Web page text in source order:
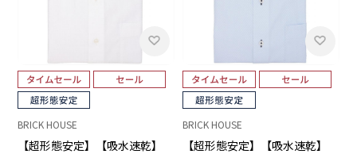
BRICK HOUSE
【超形態安定】【吸水速乾】
BRICK HOUSE
【超形態安定】【吸水速乾】